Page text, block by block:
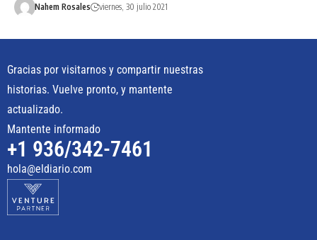
Nahem Rosales viernes, 30 julio 2021
Gracias por visitarnos y compartir nuestras
historias. Vuelve pronto, y mantente
actualizado.
Mantente informado
+1 936/342-7461
hola@eldiario.com